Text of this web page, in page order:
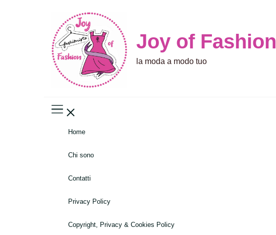
Joy of Fashion
la moda a modo tuo
Home
Chi sono
Contatti
Privacy Policy
Copyright, Privacy & Cookies Policy